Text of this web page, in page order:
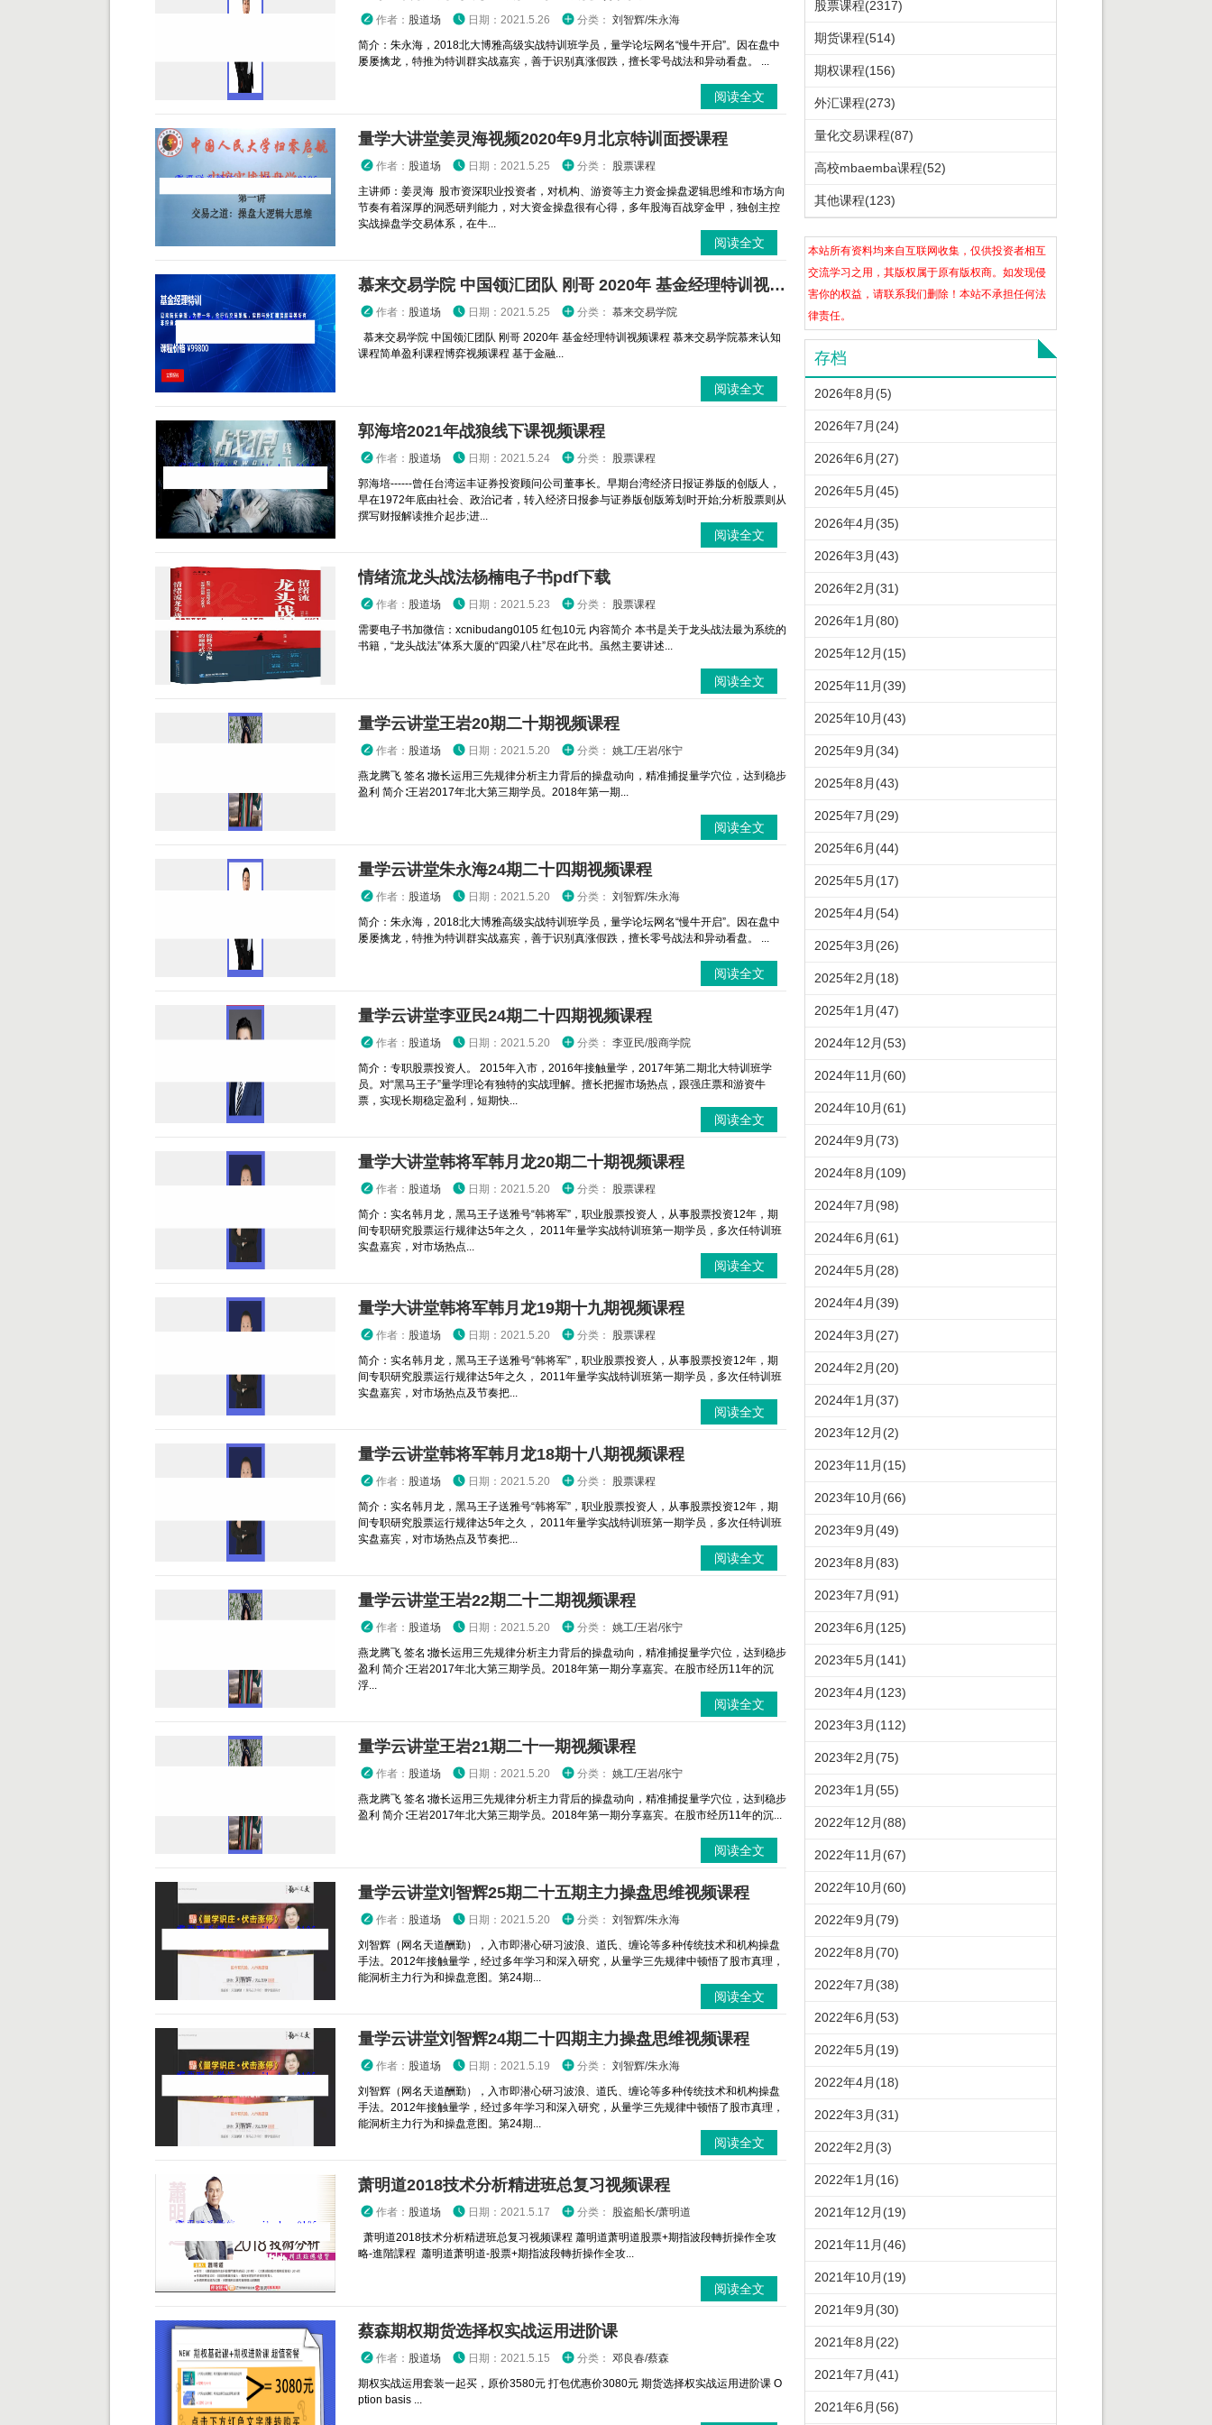
作者： 股道场 日期：2021.5.26 分类： 刘智辉/朱永海
简介：朱永海，2018北大博雅高级实战特训班学员，量学论坛网名“慢牛开启”。因在盘中
屡屡擒龙，特推为特训群实战嘉宾，善于识别真涨假跌，擅长零号战法和异动看盘。 ...
阅读全文
量学大讲堂姜灵海视频2020年9月北京特训面授课程
作者： 股道场 日期：2021.5.25 分类： 股票课程
主讲师：姜灵海 股市资深职业投资者，对机构、游资等主力资金操盘逻辑思维和市场方向
节奏有着深厚的洞悉研判能力，对大资金操盘很有心得，多年股海百战穿金甲，独创主控
实战操盘学交易体系，在牛...
阅读全文
慕来交易学院 中国领汇团队 刚哥 2020年 基金经理特训视频课程
作者： 股道场 日期：2021.5.25 分类： 慕来交易学院
慕来交易学院 中国领汇团队 刚哥 2020年 基金经理特训视频课程 慕来交易学院慕来认知
课程简单盈利课程博弈视频课程 基于金融...
阅读全文
郭海培2021年战狼线下课视频课程
作者： 股道场 日期：2021.5.24 分类： 股票课程
郭海培------曾任台湾运丰证券投资顾问公司董事长。早期台湾经济日报证券版的创版人，
早在1972年底由社会、政治记者，转入经济日报参与证券版创版筹划时开始;分析股票则从
撰写财报解读推介起步;进...
阅读全文
情绪流龙头战法杨楠电子书pdf下载
作者： 股道场 日期：2021.5.23 分类： 股票课程
需要电子书加微信：xcnibudang0105 红包10元 内容简介 本书是关于龙头战法最为系统的
书籍，“龙头战法”体系大厦的“四梁八柱”尽在此书。虽然主要讲述...
阅读全文
量学云讲堂王岩20期二十期视频课程
作者： 股道场 日期：2021.5.20 分类： 姚工/王岩/张宁
燕龙腾飞 签名∶撤长运用三先规律分析主力背后的操盘动向，精准捕捉量学穴位，达到稳步
盈利 简介∶王岩2017年北大第三期学员。2018年第一期...
阅读全文
量学云讲堂朱永海24期二十四期视频课程
作者： 股道场 日期：2021.5.20 分类： 刘智辉/朱永海
简介：朱永海，2018北大博雅高级实战特训班学员，量学论坛网名“慢牛开启”。因在盘中
屡屡擒龙，特推为特训群实战嘉宾，善于识别真涨假跌，擅长零号战法和异动看盘。 ...
阅读全文
量学云讲堂李亚民24期二十四期视频课程
作者： 股道场 日期：2021.5.20 分类： 李亚民/股商学院
简介：专职股票投资人。 2015年入市，2016年接触量学，2017年第二期北大特训班学
员。对“黑马王子”量学理论有独特的实战理解。擅长把握市场热点，跟强庄票和游资牛
票，实现长期稳定盈利，短期快...
阅读全文
量学大讲堂韩将军韩月龙20期二十期视频课程
作者： 股道场 日期：2021.5.20 分类： 股票课程
简介：实名韩月龙，黑马王子送雅号“韩将军”，职业股票投资人，从事股票投资12年，期
间专职研究股票运行规律达5年之久， 2011年量学实战特训班第一期学员，多次任特训班
实盘嘉宾，对市场热点...
阅读全文
量学大讲堂韩将军韩月龙19期十九期视频课程
作者： 股道场 日期：2021.5.20 分类： 股票课程
简介：实名韩月龙，黑马王子送雅号“韩将军”，职业股票投资人，从事股票投资12年，期
间专职研究股票运行规律达5年之久， 2011年量学实战特训班第一期学员，多次任特训班
实盘嘉宾，对市场热点及节奏把...
阅读全文
量学云讲堂韩将军韩月龙18期十八期视频课程
作者： 股道场 日期：2021.5.20 分类： 股票课程
简介：实名韩月龙，黑马王子送雅号“韩将军”，职业股票投资人，从事股票投资12年，期
间专职研究股票运行规律达5年之久， 2011年量学实战特训班第一期学员，多次任特训班
实盘嘉宾，对市场热点及节奏把...
阅读全文
量学云讲堂王岩22期二十二期视频课程
作者： 股道场 日期：2021.5.20 分类： 姚工/王岩/张宁
燕龙腾飞 签名∶撤长运用三先规律分析主力背后的操盘动向，精准捕捉量学穴位，达到稳步
盈利 简介∶王岩2017年北大第三期学员。2018年第一期分享嘉宾。在股市经历11年的沉
浮...
阅读全文
量学云讲堂王岩21期二十一期视频课程
作者： 股道场 日期：2021.5.20 分类： 姚工/王岩/张宁
燕龙腾飞 签名∶撤长运用三先规律分析主力背后的操盘动向，精准捕捉量学穴位，达到稳步
盈利 简介∶王岩2017年北大第三期学员。2018年第一期分享嘉宾。在股市经历11年的沉...
阅读全文
量学云讲堂刘智辉25期二十五期主力操盘思维视频课程
作者： 股道场 日期：2021.5.20 分类： 刘智辉/朱永海
刘智辉（网名天道酬勤），入市即潜心研习波浪、道氏、缠论等多种传统技术和机构操盘
手法。2012年接触量学，经过多年学习和深入研究，从量学三先规律中顿悟了股市真理，
能洞析主力行为和操盘意图。第24期...
阅读全文
量学云讲堂刘智辉24期二十四期主力操盘思维视频课程
作者： 股道场 日期：2021.5.19 分类： 刘智辉/朱永海
刘智辉（网名天道酬勤），入市即潜心研习波浪、道氏、缠论等多种传统技术和机构操盘
手法。2012年接触量学，经过多年学习和深入研究，从量学三先规律中顿悟了股市真理，
能洞析主力行为和操盘意图。第24期...
阅读全文
萧明道2018技术分析精进班总复习视频课程
作者： 股道场 日期：2021.5.17 分类： 股盗船长/萧明道
萧明道2018技术分析精进班总复习视频课程 蕭明道萧明道股票+期指波段轉折操作全攻
略-進階課程 蕭明道萧明道-股票+期指波段轉折操作全攻...
阅读全文
蔡森期权期货选择权实战运用进阶课
作者： 股道场 日期：2021.5.15 分类： 邓良春/蔡森
期权实战运用套装一起买，原价3580元 打包优惠价3080元 期货选择权实战运用进阶课 O
ption basis ...
股票课程(2317)
期货课程(514)
期权课程(156)
外汇课程(273)
量化交易课程(87)
高校mbaemba课程(52)
其他课程(123)
本站所有资料均来自互联网收集，仅供投资者相互
交流学习之用，其版权属于原有版权商。如发现侵
害你的权益，请联系我们删除！本站不承担任何法
律责任。
存档
2026年8月(5)
2026年7月(24)
2026年6月(27)
2026年5月(45)
2026年4月(35)
2026年3月(43)
2026年2月(31)
2026年1月(80)
2025年12月(15)
2025年11月(39)
2025年10月(43)
2025年9月(34)
2025年8月(43)
2025年7月(29)
2025年6月(44)
2025年5月(17)
2025年4月(54)
2025年3月(26)
2025年2月(18)
2025年1月(47)
2024年12月(53)
2024年11月(60)
2024年10月(61)
2024年9月(73)
2024年8月(109)
2024年7月(98)
2024年6月(61)
2024年5月(28)
2024年4月(39)
2024年3月(27)
2024年2月(20)
2024年1月(37)
2023年12月(2)
2023年11月(15)
2023年10月(66)
2023年9月(49)
2023年8月(83)
2023年7月(91)
2023年6月(125)
2023年5月(141)
2023年4月(123)
2023年3月(112)
2023年2月(75)
2023年1月(55)
2022年12月(88)
2022年11月(67)
2022年10月(60)
2022年9月(79)
2022年8月(70)
2022年7月(38)
2022年6月(53)
2022年5月(19)
2022年4月(18)
2022年3月(31)
2022年2月(3)
2022年1月(16)
2021年12月(19)
2021年11月(46)
2021年10月(19)
2021年9月(30)
2021年8月(22)
2021年7月(41)
2021年6月(56)